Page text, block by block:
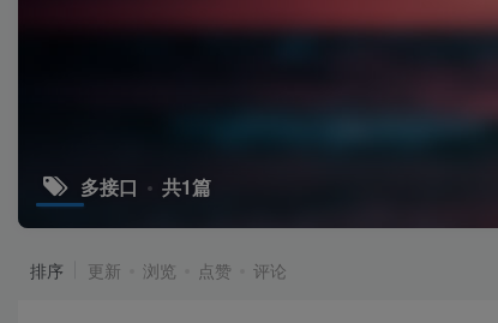
多接口 共1篇
排序 更新 浏览 点赞 评论